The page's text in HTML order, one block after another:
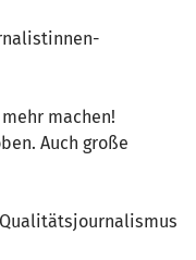
machen!
Auch große